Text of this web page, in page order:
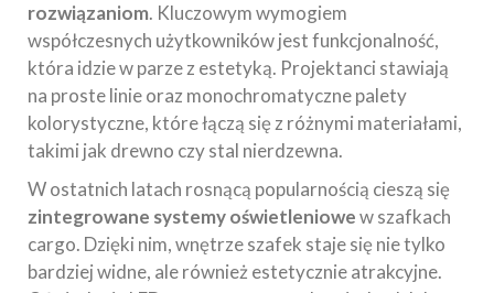
rozwiązaniom. Kluczowym wymogiem
współczesnych użytkowników jest funkcjonalność,
która idzie w parze z estetyką. Projektanci stawiają
na proste linie oraz monochromatyczne palety
kolorystyczne, które łączą się z różnymi materiałami,
takimi jak drewno czy stal nierdzewna.
W ostatnich latach rosnącą popularnością cieszą się
zintegrowane systemy oświetleniowew szafkach
cargo. Dzięki nim, wnętrze szafek staje się nie tylko
bardziej widne, ale również estetycznie atrakcyjne.